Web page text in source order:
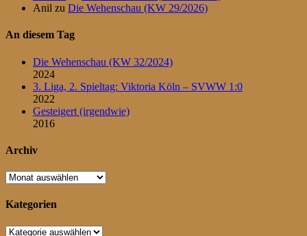
Anil zu Die Wehenschau (KW 29/2026)
An diesem Tag
Die Wehenschau (KW 32/2024)
2024
3. Liga, 2. Spieltag: Viktoria Köln – SVWW 1:0
2022
Gesteigert (irgendwie)
2016
Archiv
Archiv
Kategorien
Kategorien